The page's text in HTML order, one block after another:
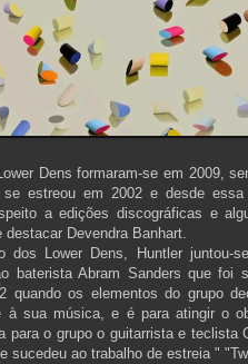
Dens formaram-se em 2009,
se estreou em 2002 e desde
a edições discográficas e
Devendra Banhart.
dos Lower Dens, Huntler juntou-
baterista Abram Sanders que foi
quando os elementos do grupo
à sua música, e é para atingir o
para o grupo o guitarrista e teclista
sucedeu ao trabalho de estreia "